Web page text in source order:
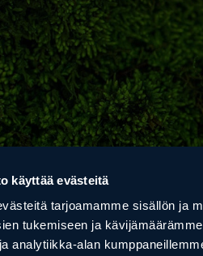
käyttää evästeitä
tarjoamamme sisällön ja
tukemiseen ja
analytiikka-alan
FAZER